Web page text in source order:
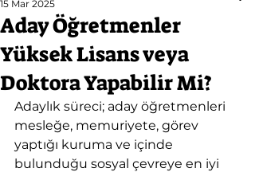
Aday Öğretmenler
Yüksek Lisans veya
Doktora Yapabilir Mi?
15 Mar 2025
Adaylık süreci; aday öğretmenleri
mesleğe, memuriyete, görev
yaptığı kuruma ve içinde
bulunduğu sosyal çevreye en iyi